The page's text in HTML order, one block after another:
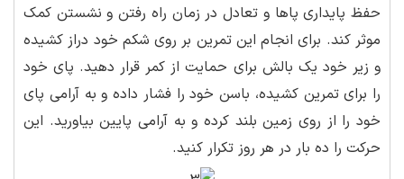
حفظ پایداری پاها و تعادل در زمان راه رفتن و نشستن کمک
موثر کند. برای انجام این تمرین بر روی شکم خود دراز کشیده
و زیر خود یک بالش برای حمایت از کمر قرار دهید. پای خود
را برای تمرین کشیده، باسن خود را فشار داده و به آرامی پای
خود را از روی زمین بلند کرده و به آرامی پایین بیاورید. این
حرکت را ده بار در هر روز تکرار کنید.